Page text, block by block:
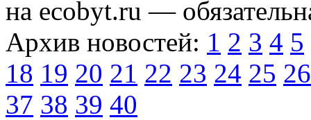
на ecobyt.ru —
Архив новостей: 1 2 3 4 5
18 19 20 21 22 23 24 25 26
37 38 39 40